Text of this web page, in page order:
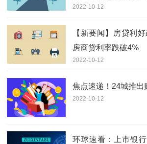
2022-10-12
【新要闻】房贷利
房商贷利率跌破4%
2022-10-12
焦点速递！24城推出
2022-10-12
环球速看：上市银